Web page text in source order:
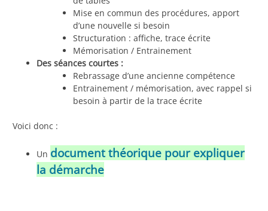
Mise en commun des procédures, apport
d’une nouvelle si besoin
Structuration : affiche, trace écrite
Mémorisation / Entrainement
Des séances courtes :
Rebrassage d’une ancienne compétence
Entrainement / mémorisation, avec rappel si
besoin à partir de la trace écrite
Voici donc :
Un document théorique pour expliquer
la démarche